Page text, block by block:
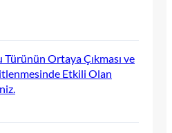
Türünün Ortaya Çıkması ve
Etkili Olan